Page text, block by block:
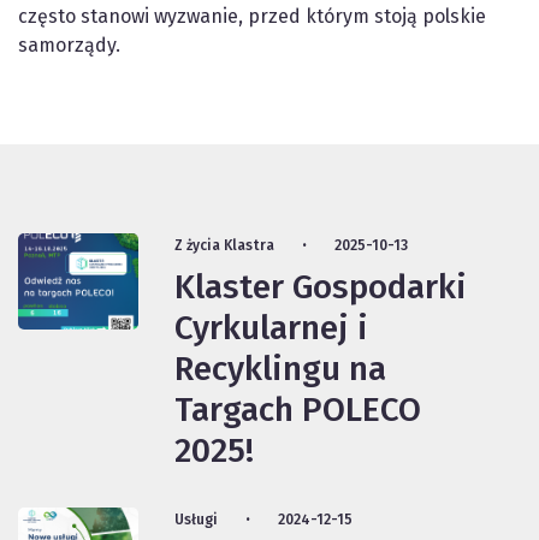
często stanowi wyzwanie, przed którym stoją polskie
samorządy.
Z życia Klastra 2025-10-13
Klaster Gospodarki
Cyrkularnej i
Recyklingu na
Targach POLECO
2025!
Usługi 2024-12-15